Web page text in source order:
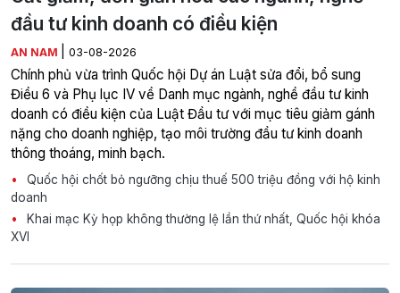
đầu tư kinh doanh có điều kiện
AN NAM 03-08-2026
Chính phủ vừa trình Quốc hội Dự án Luật sửa đổi, bổ sung
Điều 6 và Phụ lục IV về Danh mục ngành, nghề đầu tư kinh
doanh có điều kiện của Luật Đầu tư với mục tiêu giảm gánh
nặng cho doanh nghiệp, tạo môi trường đầu tư kinh doanh
thông thoáng, minh bạch.
Quốc hội chốt bỏ ngưỡng chịu thuế 500 triệu đồng với hộ kinh
doanh
Khai mạc Kỳ họp không thường lệ lần thứ nhất, Quốc hội khóa
XVI